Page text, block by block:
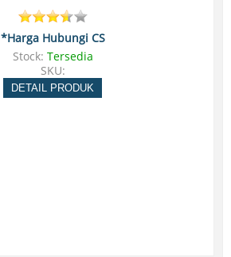
*Harga Hubungi CS
Stock: Tersedia
SKU:
DETAIL PRODUK